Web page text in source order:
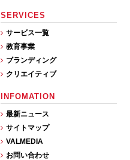
SERVICES
サービス一覧
教育事業
ブランディング
クリエイティブ
INFOMATION
最新ニュース
サイトマップ
VALMEDIA
お問い合わせ